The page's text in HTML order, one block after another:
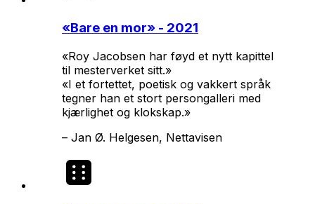
«Bare en mor» - 2021
«Roy Jacobsen har føyd et nytt kapittel
til mesterverket sitt.»
«I et fortettet, poetisk og vakkert språk
tegner han et stort persongalleri med
kjærlighet og klokskap.»
– Jan Ø. Helgesen, Nettavisen